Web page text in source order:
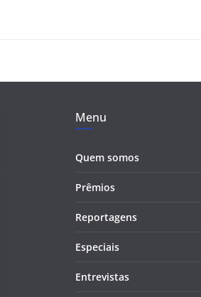
Menu
Quem somos
Prêmios
Reportagens
Especiais
Entrevistas